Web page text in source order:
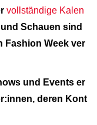
vollständige Kalen
Schauen sind
Fashion Week ver
und Events er
deren Kont